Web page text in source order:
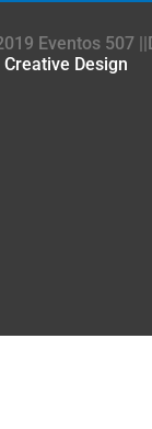
Eventos 507
Creative Design